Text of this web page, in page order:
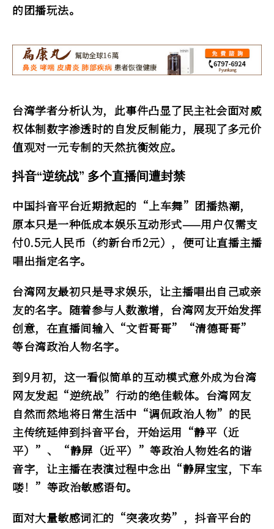
的团播玩法。
台湾学者分析认为，此事件凸显了民主社会面对威
权体制数字渗透时的自发反制能力，展现了多元价
值观对一元专制的天然抗衡效应。
抖音“逆统战” 多个直播间遭封禁
中国抖音平台近期掀起的“上车舞”团播热潮，
原本只是一种低成本娱乐互动形式——用户仅需支
付0.5元人民币（约新台币2元），便可让直播主播
唱出指定名字。
台湾网友最初只是寻求娱乐，让主播唱出自己或亲
友的名字。随着参与人数激增，台湾网友开始发挥
创意，在直播间输入“文哲哥哥”“清德哥哥”
等台湾政治人物名字。
到9月初，这一看似简单的互动模式意外成为台湾
网友发起“逆统战”行动的绝佳载体。台湾网友
自然而然地将日常生活中“调侃政治人物”的民
主传统延伸到抖音平台，开始运用“静平（近
平）”、“静屏（近平）”等政治人物姓名的谐
音字，让主播在表演过程中念出“静屏宝宝，下车
喽！”等政治敏感语句。
面对大量敏感词汇的“突袭攻势”，抖音平台的